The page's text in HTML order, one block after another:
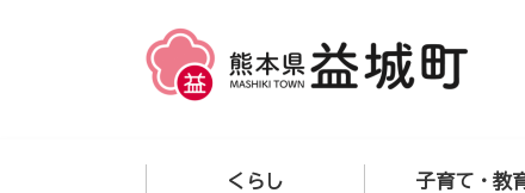
くらし 子育て・教